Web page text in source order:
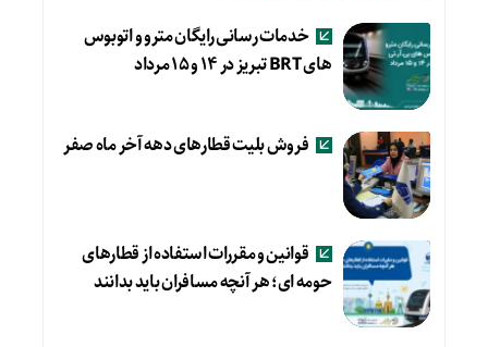
خدمات رسانی رایگان مترو و اتوبوس
های BRT تبریز در ۱۴ و ۱۵ مرداد
فروش بلیت قطارهای دهه آخر ماه صفر
قوانین و مقررات استفاده از قطارهای
حومه ای؛ هر آنچه مسافران باید بدانند